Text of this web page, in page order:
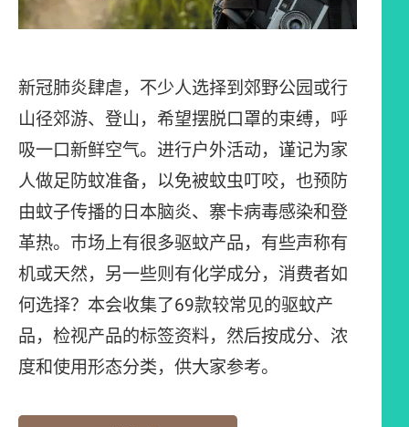
新冠肺炎肆虐，不少人选择到郊野公园或行
山径郊游、登山，希望摆脱口罩的束缚，呼
吸一口新鲜空气。进行户外活动，谨记为家
人做足防蚊准备，以免被蚊虫叮咬，也预防
由蚊子传播的日本脑炎、寨卡病毒感染和登
革热。巿场上有很多驱蚊产品，有些声称有
机或天然，另一些则有化学成分，消费者如
何选择？本会收集了69款较常见的驱蚊产
品，检视产品的标签资料，然后按成分、浓
度和使用形态分类，供大家参考。